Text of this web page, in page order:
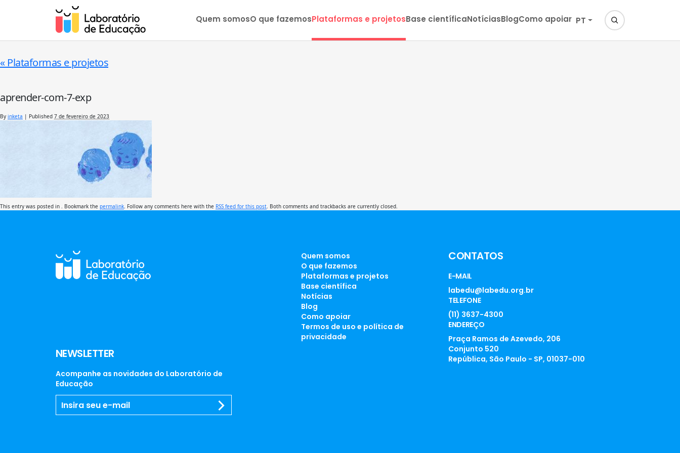
Quem somosO que fazemosPlataformas e projetosBase científicaNotíciasBlogComo apoiar PT
« Plataformas e projetos
aprender-com-7-exp
By inketa | Published 7 de fevereiro de 2023
This entry was posted in . Bookmark the permalink . Follow any comments here with the RSS feed for this post . Both comments and trackbacks are currently closed.
NEWSLETTER
Acompanhe as novidades do Laboratório de
Educação
Quem somos
O que fazemos
Plataformas e projetos
Base científica
Notícias
Blog
Como apoiar
Termos de uso e política de
privacidade
CONTATOS
E-MAIL
labedu@labedu.org.br
TELEFONE
(11) 3637-4300
ENDEREÇO
Praça Ramos de Azevedo, 206
Conjunto 520
República, São Paulo - SP, 01037-010